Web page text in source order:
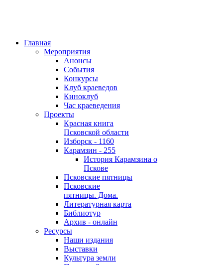
Главная
Мероприятия
Анонсы
События
Конкурсы
Клуб краеведов
Киноклуб
Час краеведения
Проекты
Красная книга
Псковской области
Изборск - 1160
Карамзин - 255
История Карамзина о
Пскове
Псковские пятницы
Псковские
пятницы. Дома.
Литературная карта
Библиотур
Архив - онлайн
Ресурсы
Наши издания
Выставки
Культура земли